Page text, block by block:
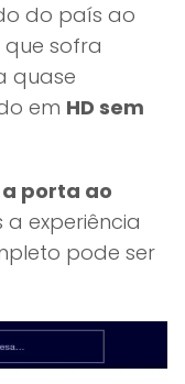
do país ao
sofra
quase
em HD sem
porta ao
a experiência
pode ser